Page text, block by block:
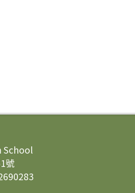
School
號